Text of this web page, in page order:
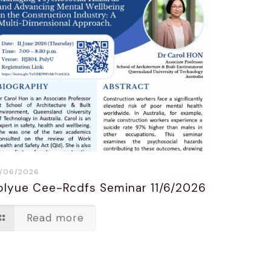
06/2026
Cee-Rcdfs Seminar 11/6/2026
Read more